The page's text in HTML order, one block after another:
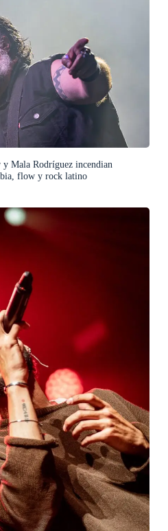
Mala Rodríguez incendian
flow y rock latino